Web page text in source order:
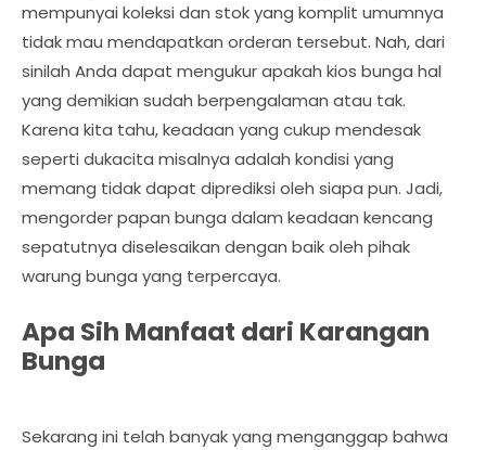
mempunyai koleksi dan stok yang komplit umumnya
tidak mau mendapatkan orderan tersebut. Nah, dari
sinilah Anda dapat mengukur apakah kios bunga hal
yang demikian sudah berpengalaman atau tak.
Karena kita tahu, keadaan yang cukup mendesak
seperti dukacita misalnya adalah kondisi yang
memang tidak dapat diprediksi oleh siapa pun. Jadi,
mengorder papan bunga dalam keadaan kencang
sepatutnya diselesaikan dengan baik oleh pihak
warung bunga yang terpercaya.
Apa Sih Manfaat dari Karangan
Bunga
Sekarang ini telah banyak yang menganggap bahwa